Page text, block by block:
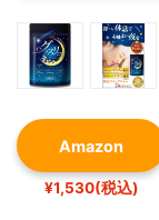
Amazon
¥1,530(税込)